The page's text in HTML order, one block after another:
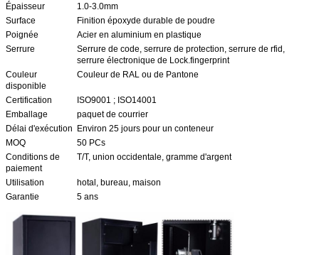
Épaisseur
1.0-3.0mm
Surface
Finition époxyde durable de poudre
Poignée
Acier en aluminium en plastique
Serrure
Serrure de code, serrure de protection, serrure de rfid,
serrure électronique de Lock.fingerprint
Couleur
disponible
Couleur de RAL ou de Pantone
Certification
ISO9001 ; ISO14001
Emballage
paquet de courrier
Délai d'exécution Environ 25 jours pour un conteneur
MOQ
50 PCs
Conditions de
paiement
T/T, union occidentale, gramme d'argent
Utilisation
hotal, bureau, maison
Garantie
5 ans